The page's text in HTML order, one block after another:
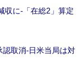
収に‐「在総2」算定
認取消‐日米当局は対